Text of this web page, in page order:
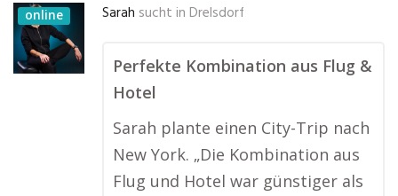
online Sarah sucht in Drelsdorf
Perfekte Kombination aus Flug &
Hotel
Sarah plante einen City-Trip nach
New York. „Die Kombination aus
Flug und Hotel war günstiger als